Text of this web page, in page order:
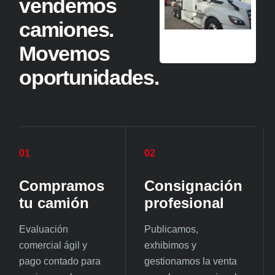
vendemos
camiones.
Movemos
oportunidades.
01
Compramos
tu camión
Evaluación
comercial ágil y
pago contado para
02
Consignación
profesional
Publicamos,
exhibimos y
gestionamos la venta